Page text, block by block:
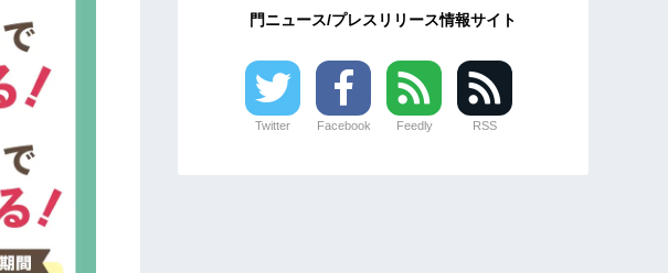
門ニュース/プレスリリース情報サイト
Twitter Facebook Feedly RSS